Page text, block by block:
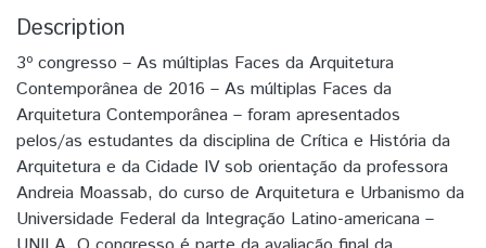
Description
3º congresso – As múltiplas Faces da Arquitetura
Contemporânea de 2016 – As múltiplas Faces da
Arquitetura Contemporânea – foram apresentados
pelos/as estudantes da disciplina de Crítica e História da
Arquitetura e da Cidade IV sob orientação da professora
Andreia Moassab, do curso de Arquitetura e Urbanismo da
Universidade Federal da Integração Latino-americana –